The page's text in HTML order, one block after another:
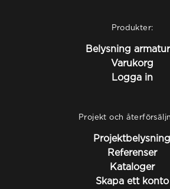
Produkter:
Belysning
Varukorg
Logga in
Projekt och
Projektbelysning
Referenser
Kataloger
Skapa ett konto